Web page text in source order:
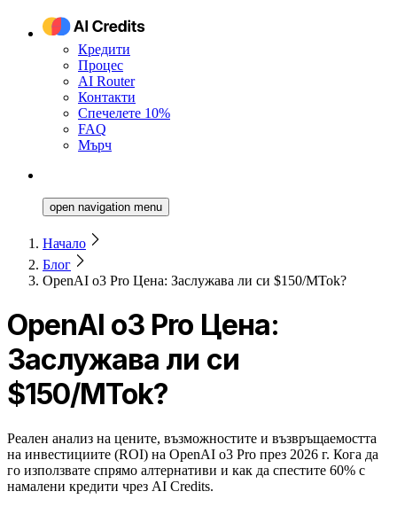
Кредити
Процес
AI Router
Контакти
Спечелете 10%
FAQ
Мърч
open navigation menu
Начало
Блог
OpenAI o3 Pro Цена: Заслужава ли си $150/MTok?
OpenAI o3 Pro Цена:
Заслужава ли си
$150/MTok?
Реален анализ на цените, възможностите и възвръщаемостта
на инвестициите (ROI) на OpenAI o3 Pro през 2026 г. Кога да
го използвате спрямо алтернативи и как да спестите 60% с
намалени кредити чрез AI Credits.